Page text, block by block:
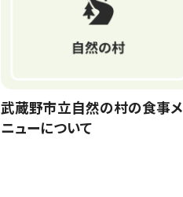
武蔵野市立自然の村の食事メ
ニューについて